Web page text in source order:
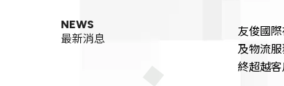
NEWS
最新消息
友俊國
及物流
終超越